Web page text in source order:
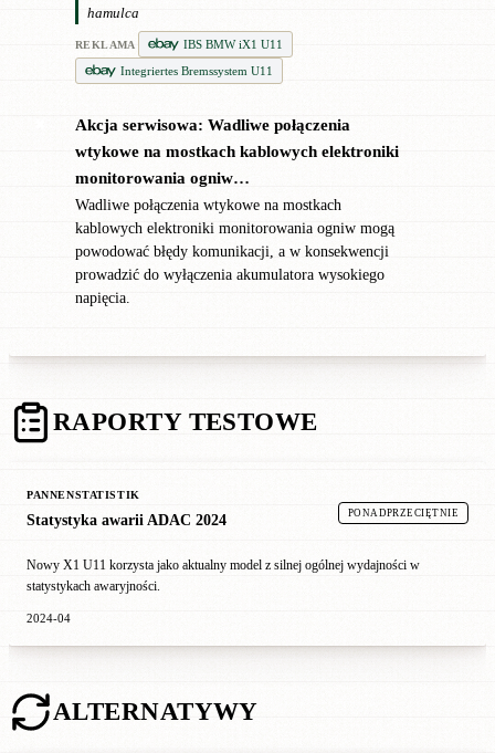
hamulca
REKLAMA
IBS BMW iX1 U11
Integriertes Bremssystem U11
Akcja serwisowa: Wadliwe połączenia
wtykowe na mostkach kablowych elektroniki
monitorowania ogniw…
Wadliwe połączenia wtykowe na mostkach
kablowych elektroniki monitorowania ogniw mogą
powodować błędy komunikacji, a w konsekwencji
prowadzić do wyłączenia akumulatora wysokiego
napięcia.
RAPORTY TESTOWE
PANNENSTATISTIK
Statystyka awarii ADAC 2024 PONADPRZECIĘTNIE
Nowy X1 U11 korzysta jako aktualny model z silnej ogólnej wydajności w
statystykach awaryjności.
2024-04
ALTERNATYWY